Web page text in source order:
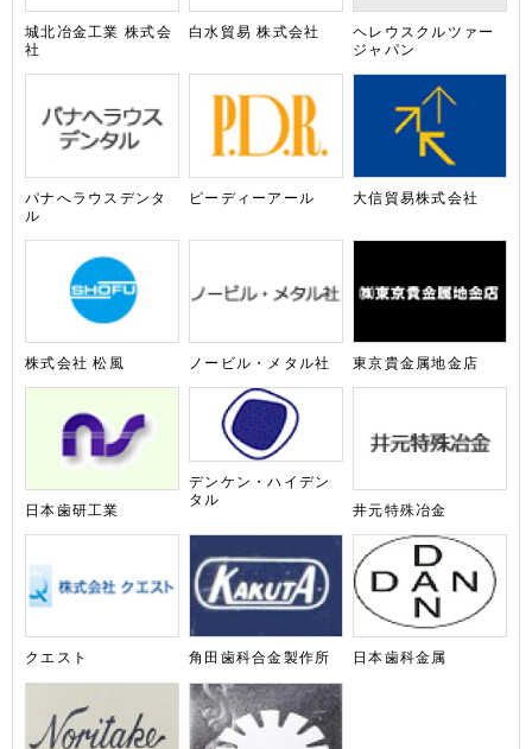
城北冶金工業 株式会
社
白水貿易 株式会社
ヘレウスクルツァー
ジャパン
パナへラウスデンタ
ル
ピーディーアール 大信貿易株式会社
株式会社 松風 ノービル・メタル社 東京貴金属地金店
日本歯研工業
デンケン・ハイデン
タル
井元特殊冶金
クエスト 角田歯科合金製作所 日本歯科金属